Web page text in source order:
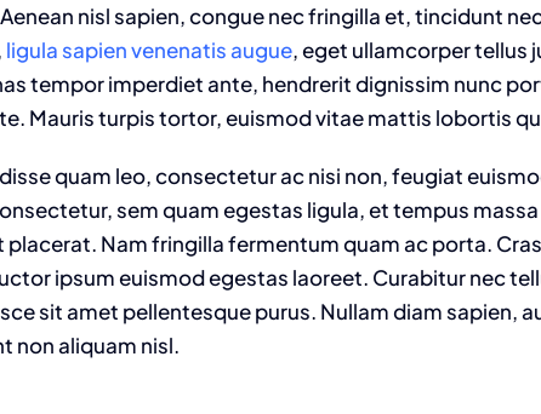
nisl sapien, congue nec fringilla et, tincidunt
ligula sapien venenatis augue, eget ullamcorper tellus
tempor imperdiet ante, hendrerit dignissim nunc
Mauris turpis tortor, euismod vitae mattis lobortis
quam leo, consectetur ac nisi non, feugiat
sem quam egestas ligula, et tempus
placerat. Nam fringilla fermentum quam ac porta.
ipsum euismod egestas laoreet. Curabitur nec
sit amet pellentesque purus. Nullam diam sapien,
non aliquam nisl.